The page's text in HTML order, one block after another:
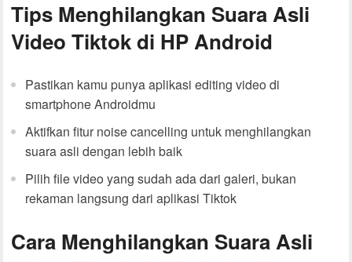
Tips Menghilangkan Suara Asli
Video Tiktok di HP Android
Pastikan kamu punya aplikasi editing video di
smartphone Androidmu
Aktifkan fitur noise cancelling untuk menghilangkan
suara asli dengan lebih baik
Pilih file video yang sudah ada dari galeri, bukan
rekaman langsung dari aplikasi Tiktok
Cara Menghilangkan Suara Asli